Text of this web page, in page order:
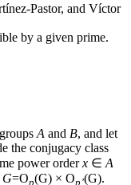
Pastor, and Víctor
by a given prime.
A and B, and let
the conjugacy class
power orderx ∈ A
G=Op(G) × Op’(G).